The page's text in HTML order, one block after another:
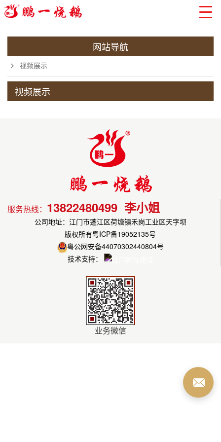
网站导航
视频展示
视频展示
服务热线： 13822480499 李小姐
公司地址：江门市蓬江区荷塘镇禾岗工业区天字坝
版权所有粤ICP备19052135号
粤公网安备44070302440804号
技术支持：
业务微信